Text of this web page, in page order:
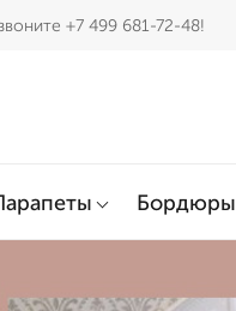
+7 499 681-72-48!
Бордюры